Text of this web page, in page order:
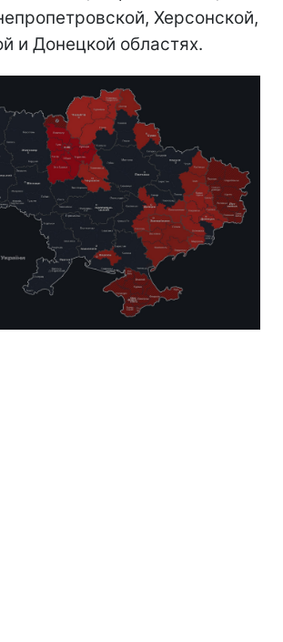
Херсонской,
и Донецкой областях.